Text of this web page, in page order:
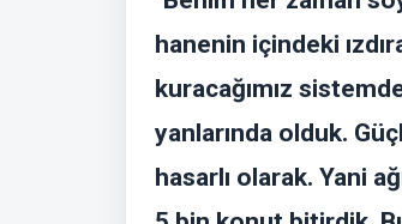
hanenin içindeki
kuracağımız
yanlarında olduk.
hasarlı olarak. Yani